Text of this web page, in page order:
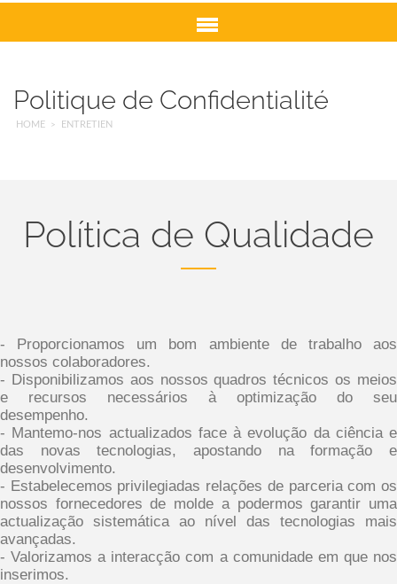
Menu
Politique de Confidentialité
HOME ENTRETIEN
Política de Qualidade
- Proporcionamos um bom ambiente de trabalho aos
nossos colaboradores.
- Disponibilizamos aos nossos quadros técnicos os meios
e recursos necessários à optimização do seu
desempenho.
- Mantemo-nos actualizados face à evolução da ciência e
das novas tecnologias, apostando na formação e
desenvolvimento.
- Estabelecemos privilegiadas relações de parceria com os
nossos fornecedores de molde a podermos garantir uma
actualização sistemática ao nível das tecnologias mais
avançadas.
- Valorizamos a interacção com a comunidade em que nos
inserimos.